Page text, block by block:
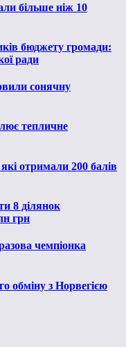
більше ніж 10
бюджету громади:
ради
сонячну
тепличне
отримали 200 балів
8 ділянок
грн
чемпіонка
обміну з Норвегією